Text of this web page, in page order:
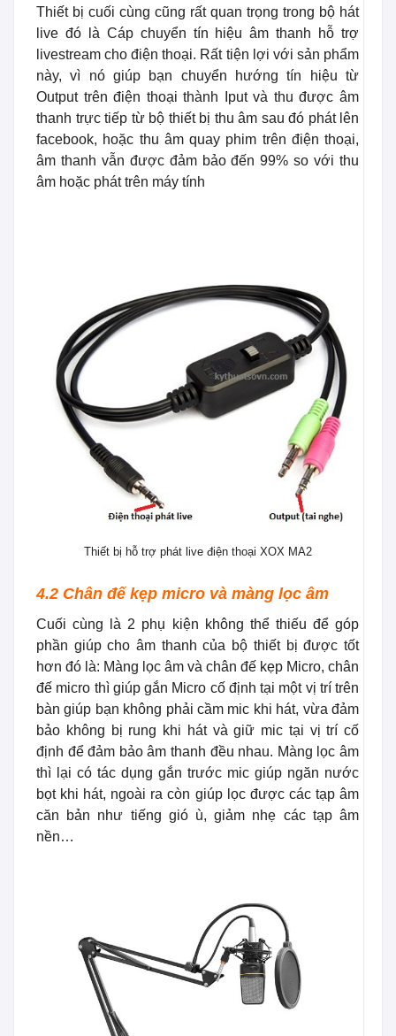
Thiết bị cuối cùng cũng rất quan trọng trong bộ hát
live đó là Cáp chuyển tín hiệu âm thanh hỗ trợ
livestream cho điện thoại. Rất tiện lợi với sản phẩm
này, vì nó giúp bạn chuyển hướng tín hiệu từ
Output trên điện thoại thành Iput và thu được âm
thanh trực tiếp từ bộ thiết bị thu âm sau đó phát lên
facebook, hoặc thu âm quay phim trên điện thoại,
âm thanh vẫn được đảm bảo đến 99% so với thu
âm hoặc phát trên máy tính
Thiết bị hỗ trợ phát live điện thoại XOX MA2
4.2 Chân đế kẹp micro và màng lọc âm
Cuối cùng là 2 phụ kiện không thể thiếu để góp
phần giúp cho âm thanh của bộ thiết bị được tốt
hơn đó là: Màng lọc âm và chân đế kẹp Micro, chân
đế micro thì giúp gắn Micro cố định tại một vị trí trên
bàn giúp bạn không phải cầm mic khi hát, vừa đảm
bảo không bị rung khi hát và giữ mic tại vị trí cố
định để đảm bảo âm thanh đều nhau. Màng lọc âm
thì lại có tác dụng gắn trước mic giúp ngăn nước
bọt khi hát, ngoài ra còn giúp lọc được các tạp âm
căn bản như tiếng gió ù, giảm nhẹ các tạp âm
nền…